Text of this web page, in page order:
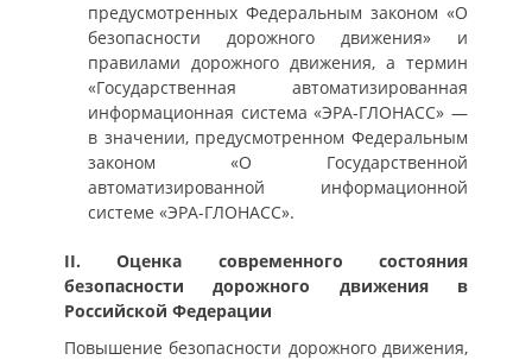
предусмотренных Федеральным законом «О
безопасности дорожного движения» и
правилами дорожного движения, а термин
«Государственная автоматизированная
информационная система «ЭРА-ГЛОНАСС» —
в значении, предусмотренном Федеральным
законом «О Государственной
автоматизированной информационной
системе «ЭРА-ГЛОНАСС».
II. Оценка современного состояния
безопасности дорожного движения в
Российской Федерации
Повышение безопасности дорожного движения,